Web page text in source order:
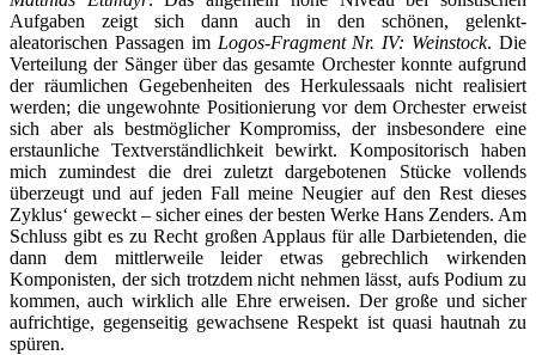
Aufgaben zeigt sich dann auch in den schönen, gelenkt-
aleatorischen Passagen im Logos-Fragment Nr. IV: Weinstock. Die
Verteilung der Sänger über das gesamte Orchester konnte aufgrund
der räumlichen Gegebenheiten des Herkulessaals nicht realisiert
werden; die ungewohnte Positionierung vor dem Orchester erweist
sich aber als bestmöglicher Kompromiss, der insbesondere eine
erstaunliche Textverständlichkeit bewirkt. Kompositorisch haben
mich zumindest die drei zuletzt dargebotenen Stücke vollends
überzeugt und auf jeden Fall meine Neugier auf den Rest dieses
Zyklus‘ geweckt – sicher eines der besten Werke Hans Zenders. Am
Schluss gibt es zu Recht großen Applaus für alle Darbietenden, die
dann dem mittlerweile leider etwas gebrechlich wirkenden
Komponisten, der sich trotzdem nicht nehmen lässt, aufs Podium zu
kommen, auch wirklich alle Ehre erweisen. Der große und sicher
aufrichtige, gegenseitig gewachsene Respekt ist quasi hautnah zu
spüren.